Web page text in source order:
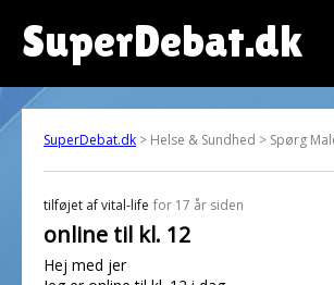
SuperDebat.dk
SuperDebat.dk > Helse & Sundhed > Spørg
tilføjet afvital-life for 17 år siden
online til kl. 12
Hej med jer